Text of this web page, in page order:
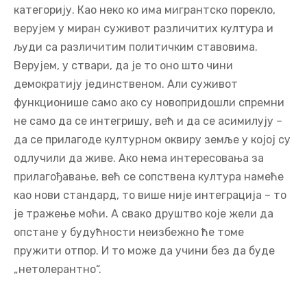
категорију. Као неко ко има мигрантско порекло,
верујем у миран суживот различитих култура и
људи са различитим политичким ставовима.
Верујем, у ствари, да је то оно што чини
демократију јединственом. Али суживот
функционише само ако су новопридошли спремни
не само да се интегришу, већ и да се асимилују –
да се прилагоде културном оквиру земље у којој су
одлучили да живе. Ако нема интересовања за
прилагођавање, већ се сопствена култура намеће
као нови стандард, то више није интеграција – то
је тражење моћи. А свако друштво које жели да
опстане у будућности неизбежно ће томе
пружити отпор. И то може да учини без да буде
„нетолерантно“.